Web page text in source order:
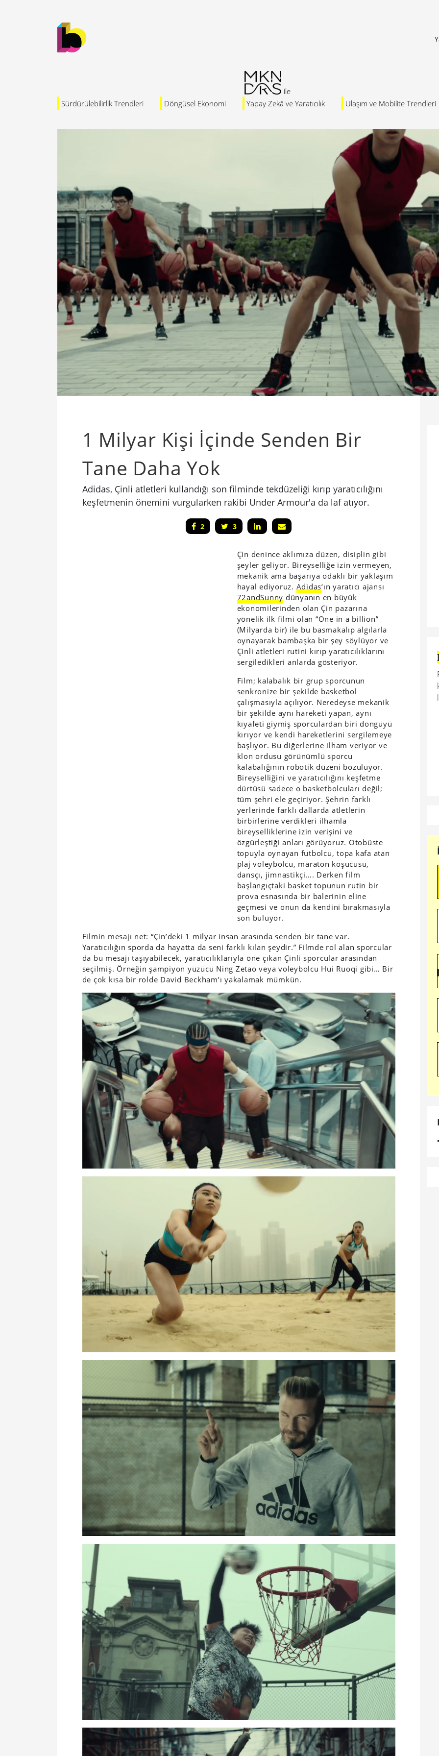
Sürdürülebilirlik Trendleri Döngüsel Ekonomi Yapay Zekâ ve Yaratıcılık Ulaşım ve Mobilite Trendleri
1 Milyar Kişi İçinde Senden Bir
Tane Daha Yok
Adidas, Çinli atletleri kullandığı son filminde tekdüzeliği kırıp yaratıcılığını
keşfetmenin önemini vurgularken rakibi Under Armour'a da laf atıyor.
2 3
Çin denince aklımıza düzen, disiplin gibi
şeyler geliyor. Bireyselliğe izin vermeyen,
mekanik ama başarıya odaklı bir yaklaşım
hayal ediyoruz. Adidas‘ın yaratıcı ajansı
72andSunny dünyanın en büyük
ekonomilerinden olan Çin pazarına
yönelik ilk filmi olan “One in a billion”
(Milyarda bir) ile bu basmakalıp algılarla
oynayarak bambaşka bir şey söylüyor ve
Çinli atletleri rutini kırıp yaratıcılıklarını
sergiledikleri anlarda gösteriyor.
Film; kalabalık bir grup sporcunun
senkronize bir şekilde basketbol
çalışmasıyla açılıyor. Neredeyse mekanik
bir şekilde aynı hareketi yapan, aynı
kıyafeti giymiş sporculardan biri döngüyü
kırıyor ve kendi hareketlerini sergilemeye
başlıyor. Bu diğerlerine ilham veriyor ve
klon ordusu görünümlü sporcu
kalabalığının robotik düzeni bozuluyor.
Bireyselliğini ve yaratıcılığını keşfetme
dürtüsü sadece o basketbolcuları değil;
tüm şehri ele geçiriyor. Şehrin farklı
yerlerinde farklı dallarda atletlerin
birbirlerine verdikleri ilhamla
bireyselliklerine izin verişini ve
özgürleştiği anları görüyoruz. Otobüste
topuyla oynayan futbolcu, topa kafa atan
plaj voleybolcu, maraton koşucusu,
dansçı, jimnastikçi…. Derken film
başlangıçtaki basket topunun rutin bir
prova esnasında bir balerinin eline
geçmesi ve onun da kendini bırakmasıyla
son buluyor.
Filmin mesajı net: “Çin’deki 1 milyar insan arasında senden bir tane var.
Yaratıcılığın sporda da hayatta da seni farklı kılan şeydir.” Filmde rol alan sporcular
da bu mesajı taşıyabilecek, yaratıcılıklarıyla öne çıkan Çinli sporcular arasından
seçilmiş. Örneğin şampiyon yüzücü Ning Zetao veya voleybolcu Hui Ruoqi gibi… Bir
de çok kısa bir rolde David Beckham’ı yakalamak mümkün.